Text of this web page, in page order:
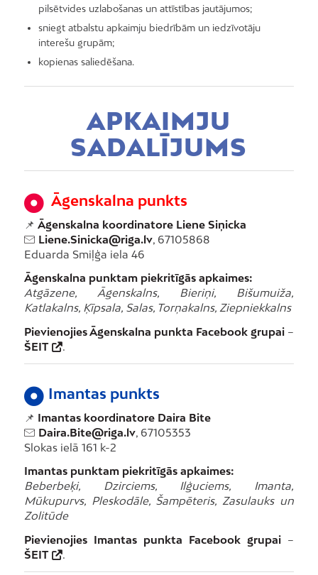
pilsētvides uzlabošanas un attīstības jautājumos;
sniegt atbalstu apkaimju biedrībām un iedzīvotāju
interešu grupām;
kopienas saliedēšana.
APKAIMJU
SADALĪJUMS
Āgenskalna punkts
📌 Āgenskalna koordinatore Liene Siņicka
Liene.Sinicka@riga.lv, 67105868
Eduarda Smiļģa iela 46
Āgenskalna punktam piekritīgās apkaimes:
Atgāzene, Āgenskalns, Bieriņi, Bišumuiža,
Katlakalns, Ķīpsala, Salas, Torņakalns, Ziepniekkalns
Pievienojies Āgenskalna punkta Facebook grupai –
ŠEIT
.
Imantas punkts
📌 Imantas koordinatore Daira Bite
Daira.Bite@riga.lv, 67105353
Slokas ielā 161 k-2
Imantas punktam piekritīgās apkaimes:
Beberbeķi, Dzirciems, Ilģuciems, Imanta,
Mūkupurvs, Pleskodāle, Šampēteris, Zasulauks un
Zolitūde
Pievienojies Imantas punkta Facebook grupai –
ŠEIT
.